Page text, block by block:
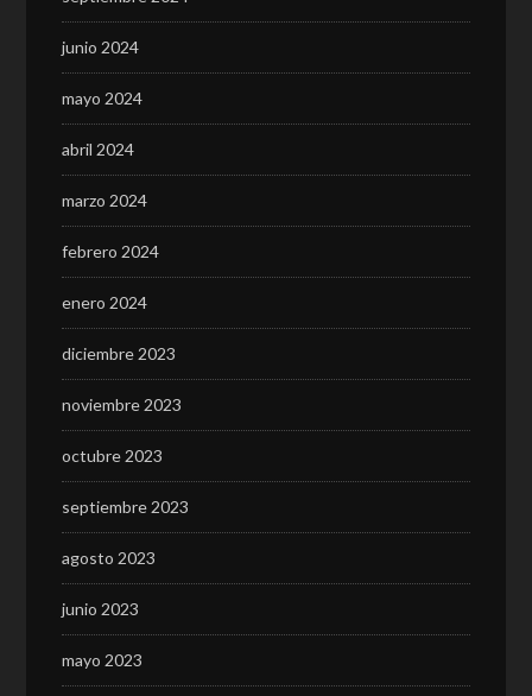
junio 2024
mayo 2024
abril 2024
marzo 2024
febrero 2024
enero 2024
diciembre 2023
noviembre 2023
octubre 2023
septiembre 2023
agosto 2023
junio 2023
mayo 2023